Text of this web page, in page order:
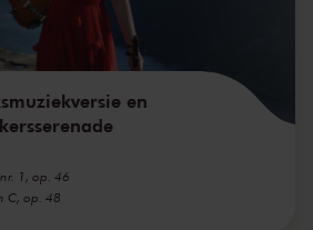
en
1, op. 46
C, op. 48